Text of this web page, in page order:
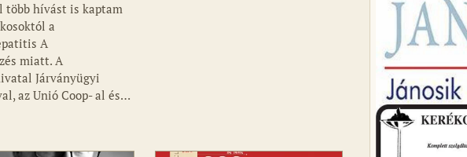
több hívást is kaptam
a
A
miatt. A
Járványügyi
az Unió Coop- al és…